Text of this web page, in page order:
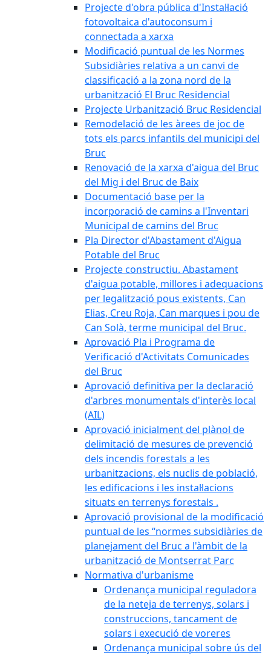
Projecte d'obra pública d'Instal·lació
fotovoltaica d'autoconsum i
connectada a xarxa
Modificació puntual de les Normes
Subsidiàries relativa a un canvi de
classificació a la zona nord de la
urbanització El Bruc Residencial
Projecte Urbanització Bruc Residencial
Remodelació de les àrees de joc de
tots els parcs infantils del municipi del
Bruc
Renovació de la xarxa d'aigua del Bruc
del Mig i del Bruc de Baix
Documentació base per la
incorporació de camins a l'Inventari
Municipal de camins del Bruc
Pla Director d'Abastament d'Aigua
Potable del Bruc
Projecte constructiu. Abastament
d'aigua potable, millores i adequacions
per legalització pous existents, Can
Elias, Creu Roja, Can marques i pou de
Can Solà, terme municipal del Bruc.
Aprovació Pla i Programa de
Verificació d'Activitats Comunicades
del Bruc
Aprovació definitiva per la declaració
d'arbres monumentals d'interès local
(AIL)
Aprovació inicialment del plànol de
delimitació de mesures de prevenció
dels incendis forestals a les
urbanitzacions, els nuclis de població,
les edificacions i les instal·lacions
situats en terrenys forestals .
Aprovació provisional de la modificació
puntual de les “normes subsidiàries de
planejament del Bruc a l'àmbit de la
urbanització de Montserrat Parc
Normativa d'urbanisme
Ordenança municipal reguladora
de la neteja de terrenys, solars i
construccions, tancament de
solars i execució de voreres
Ordenança municipal sobre ús del